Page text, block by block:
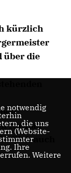
kürzlich
über die
für Bad
auch
notwendig
die uns
(Website-
Ihre
Weitere